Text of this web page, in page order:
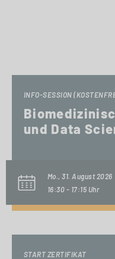
INFO-SESSION
und Data
Mo., 31. August 2026
16:30 - 17:15 Uhr
START ZERTIFIKAT